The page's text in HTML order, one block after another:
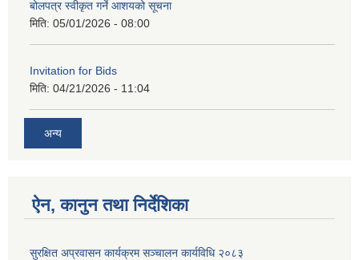
बोलपत्र स्वीकृत गर्ने आशयको सूचना
मिति: 05/01/2026 - 08:00
Invitation for Bids
मिति: 04/21/2026 - 11:04
अन्य
ऐन, कानुन तथा निर्देशिका
सुरक्षित अप्रवासन कार्यक्रम सञ्चालन कार्यविधि २०८३